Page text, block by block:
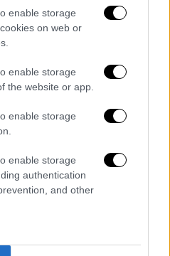
enable storage
on web or
enable storage
the website or app.
enable storage
enable storage
authentication
and other
Λυκειακής
γραπτού δοκιμίου
είναι πλήρως
που συντάσσεται
τον πρόεδρο, τα δύο
πρέπει να
οι λόγοι για τους
το γραπτό δοκίμιο.
στοιχεία τα
κατέχει ο
και η τριμελής